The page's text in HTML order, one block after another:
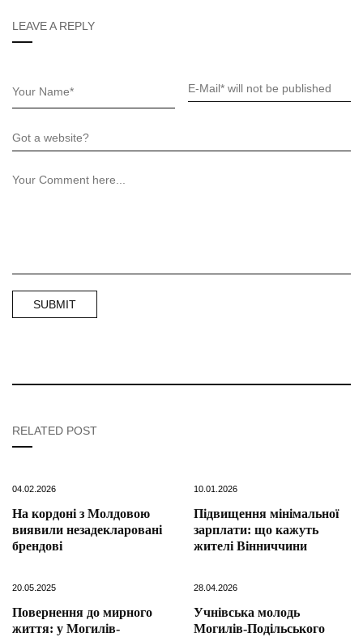
LEAVE A REPLY
RELATED POST
04.02.2026
На кордоні з Молдовою
виявили незадекларовані
брендові
10.01.2026
Підвищення мінімальної
зарплати: що кажуть
жителі Вінниччини
20.05.2025
Повернення до мирного
життя: у Могилів-
28.04.2026
Учнівська молодь
Могилів-Подільського